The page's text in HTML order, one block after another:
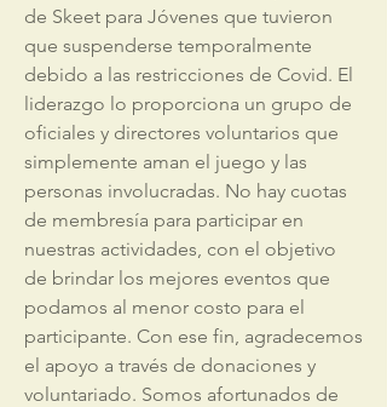
de Skeet para Jóvenes que tuvieron
que suspenderse temporalmente
debido a las restricciones de Covid. El
liderazgo lo proporciona un grupo de
oficiales y directores voluntarios que
simplemente aman el juego y las
personas involucradas. No hay cuotas
de membresía para participar en
nuestras actividades, con el objetivo
de brindar los mejores eventos que
podamos al menor costo para el
participante. Con ese fin, agradecemos
el apoyo a través de donaciones y
voluntariado. Somos afortunados de